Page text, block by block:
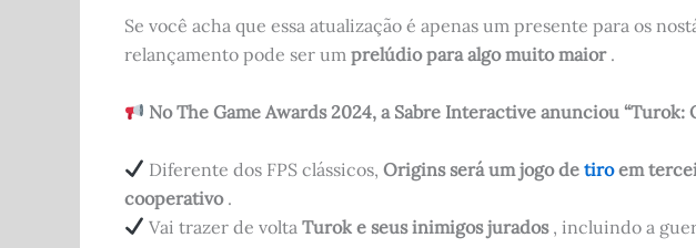
Se você acha que essa atualização é apenas um presente para os
relançamento pode ser um prelúdio para algo muito maior.
No The Game Awards 2024, a Sabre Interactive anunciou
Diferente dos FPS clássicos,Origins será um jogo detiroem
cooperativo.
Vai trazer de voltaTurok e seus inimigos jurados, incluindo a